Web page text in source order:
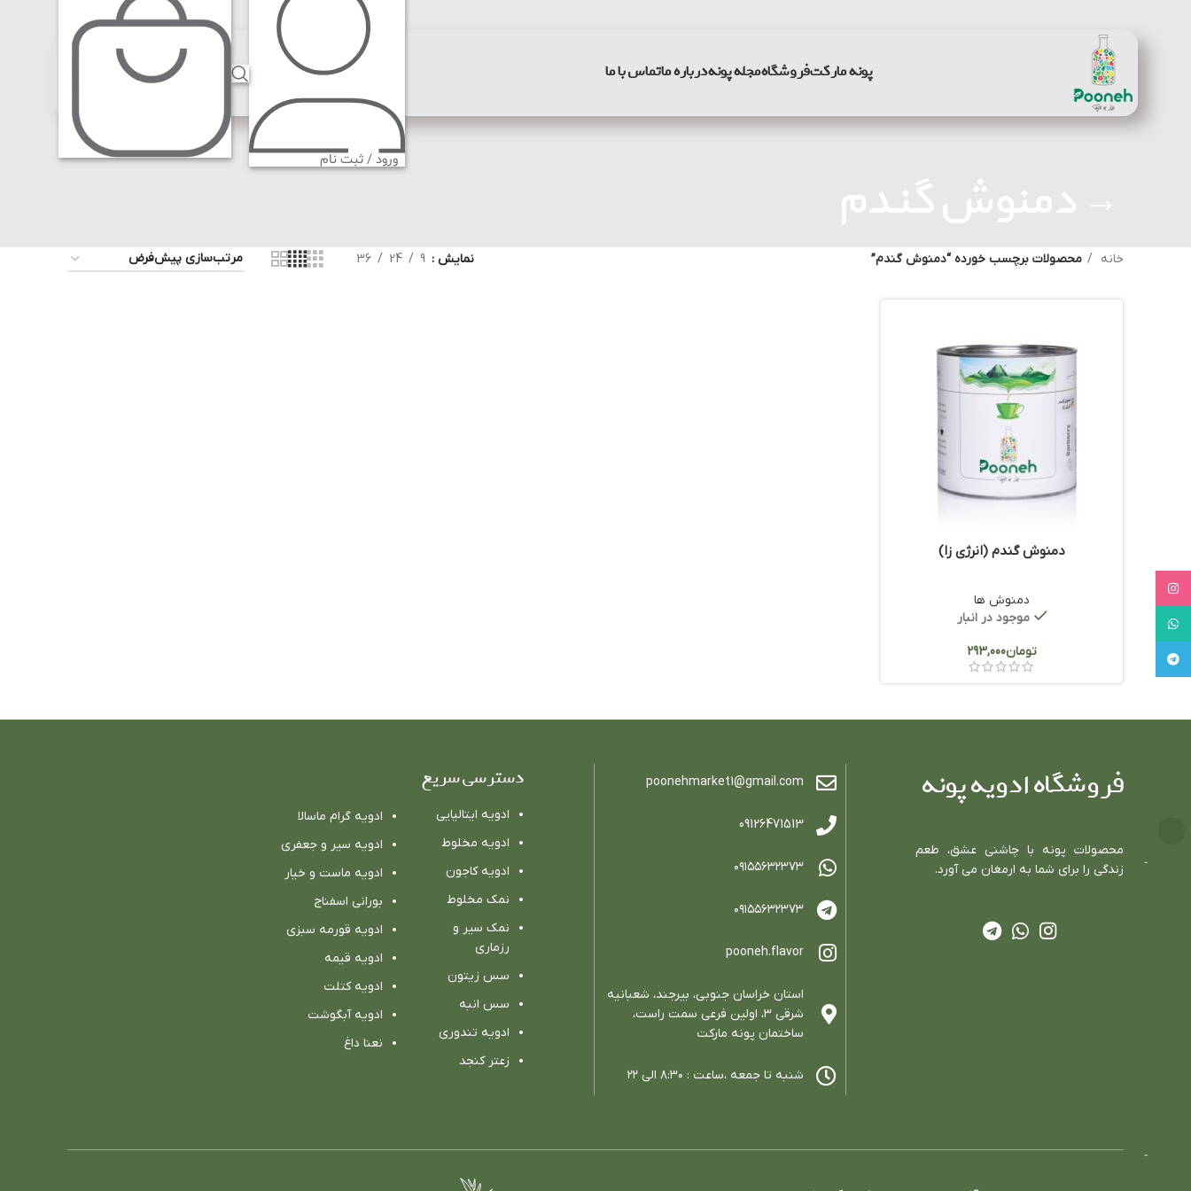
پونه مارکتفروشگاهمجله پونهدرباره ماتماس با ما
ورود / ثبت نام
خانه محصولات برچسب خورده “دمنوش گندم” نمایش 9
24
36
دمنوش گندم (انرژی زا)
دمنوش ها
موجود در انبار
تومان
فروشگاه ادویه پونه
محصولات پونه با چاشني عشق، طعم
زندگي را براي شما به ارمغان مي آورد.
poonehmarket1@gmail.com
09126471513
٠٩١٥٥٦٣٢٣٧٣
٠٩١٥٥٦٣٢٣٧٣
pooneh.flavor
استان خراسان جنوبي، بيرجند، شعبانيه
شرقي ٣، اولين فرعي سمت راست،
ساختمان پونه ماركت
شنبه تا جمعه ،ساعت : ٨:٣٠ الي ٢٢
دسترسی سریع
ادویه ایتالیایی
ادویه مخلوط
ادویه كاجون
نمک مخلوط
نمک سیر و
رزماری
سس زیتون
سس انبه
ادویه تندوری
زعتر کنجد
ادویه گرام ماسالا
ادویه سیر و جعفری
ادویه ماست و خیار
بورانی اسفناج
ادویه قورمه سبزی
ادویه قیمه
ادویه کتلت
ادویه آبگوشت
نعنا داغ